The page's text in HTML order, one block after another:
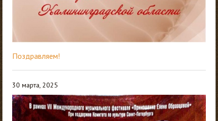
Поздравляем!
30 марта, 2025